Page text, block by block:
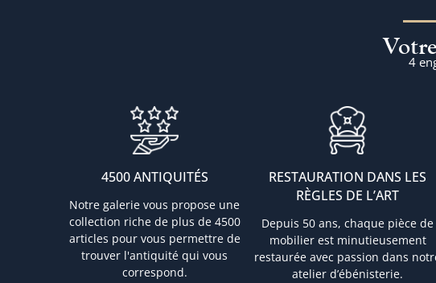
4
4500 ANTIQUITÉS
Notre galerie vous propose une
collection riche de plus de 4500
articles pour vous permettre de
trouver l'antiquité qui vous
correspond.
RESTAURATION DANS LES
RÈGLES DE L’ART
Depuis 50 ans, chaque pièce de
mobilier est minutieusement
restaurée avec passion dans
atelier d’ébénisterie.